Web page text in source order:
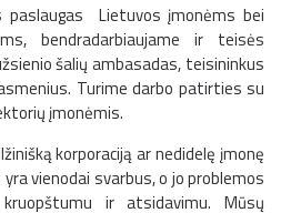
Lietuvos įmonėms bei
bendradarbiaujame ir teisės
šalių ambasadas, teisininkus
Turime darbo patirties su
įmonėmis.
korporaciją ar nedidelę įmonę
vienodai svarbus, o jo problemos
ir atsidavimu. Mūsų